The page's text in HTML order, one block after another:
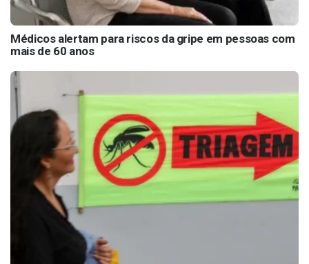
Médicos alertam para riscos da gripe em pessoas com
mais de 60 anos